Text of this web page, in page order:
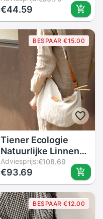
Schoudertassen
Kleine Strand
Handtassen
Vrouwen Zomer
Hollow
Handgemaakte
Tassen
€44.59
BESPAAR €15.00
Tiener Ecologie
Natuurlijke Linnen
Hobo Messenger
Tas Vrouwen
Dagelijks Toevallige
Milieuvriendelijke
Katoen Sling
Adviesprijs:€108.69
€93.69
BESPAAR €12.00